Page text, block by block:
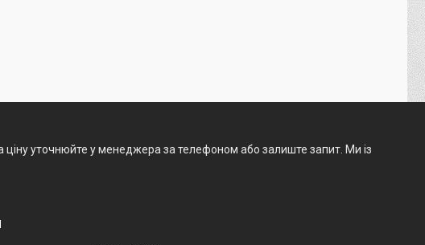
ціну уточнюйте у менеджера за телефоном або залиште запит. Ми із